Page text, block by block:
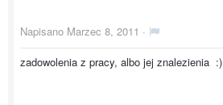
Napisano Marzec 8, 2011 ·
zadowolenia z pracy, albo jej znalezienia :)